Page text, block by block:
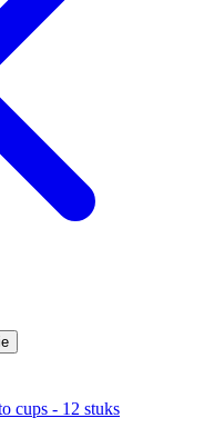
cups - 12 stuks